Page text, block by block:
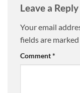
Leave a Reply
Your email
fields are marked
Comment*